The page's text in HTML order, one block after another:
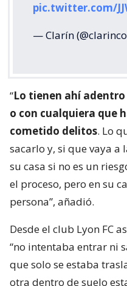
pic.twitter.com/
— Clarín
“Lo tienen ahí
o con cualquiera que
cometido delitos. Lo
sacarlo y, si que vaya a
su casa si no es un
el proceso, pero en su
persona”, añadió.
Desde el club Lyon FC
“no intentaba entrar ni
que solo se estaba
otra dentro de suelo